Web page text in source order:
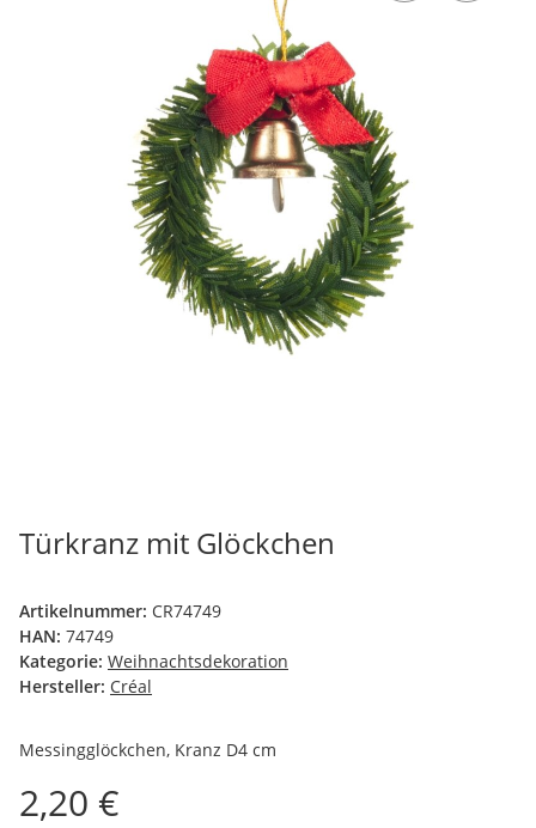
Türkranz mit Glöckchen
Artikelnummer: CR74749
HAN: 74749
Kategorie: Weihnachtsdekoration
Hersteller: Créal
Messingglöckchen, Kranz D4 cm
2,20 €